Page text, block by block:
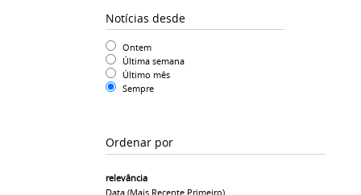
Notícias desde
Ontem
Última semana
Último mês
Sempre
Ordenar por
relevância
Data (mais Recente Primeiro)